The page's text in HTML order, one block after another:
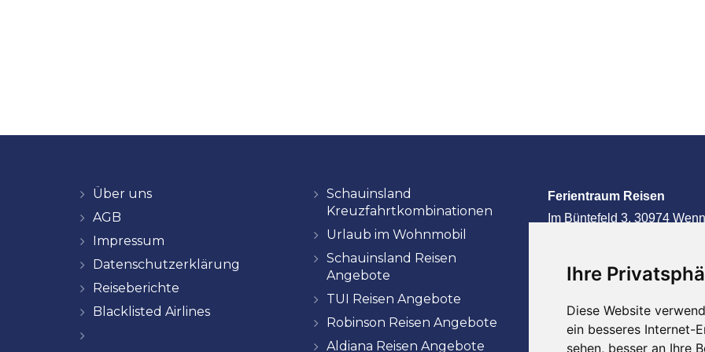
Ihre
Diese Website
ein besseres Internet-
sehen, besser an Ihre
Ihre
Diese Website
ein besseres Internet-
sehen, besser an Ihre
Ihre
Diese Website
ein besseres Internet-
sehen, besser an Ihre
Ihre
Diese Website
ein besseres Internet-
sehen, besser an Ihre
Über uns
AGB
Impressum
Datenschutzerklärung
Reiseberichte
Blacklisted Airlines
Schauinsland
Kreuzfahrtkombinationen
Urlaub im Wohnmobil
Schauinsland Reisen
Angebote
TUI Reisen Angebote
Robinson Reisen Angebote
Aldiana Reisen Angebote
Ferientraum Reisen
Im Büntefeld 3, 30974
E-Mail
Telefon
05109 – 56 300